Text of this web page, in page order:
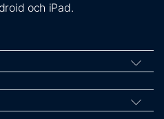
och iPad.